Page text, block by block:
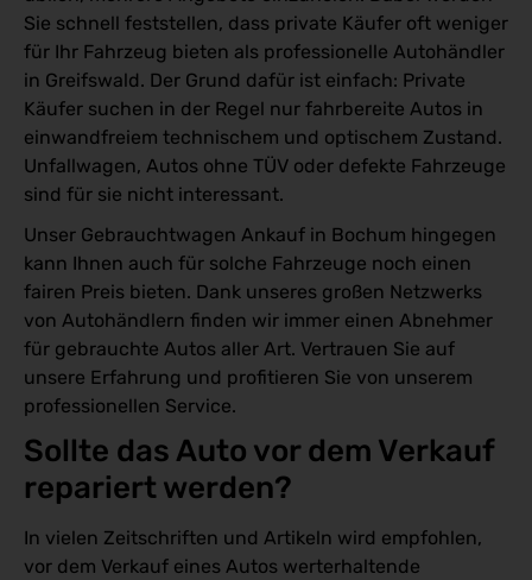
Sie schnell feststellen, dass private Käufer oft weniger
für Ihr Fahrzeug bieten als professionelle Autohändler
in Greifswald. Der Grund dafür ist einfach: Private
Käufer suchen in der Regel nur fahrbereite Autos in
einwandfreiem technischem und optischem Zustand.
Unfallwagen, Autos ohne TÜV oder defekte Fahrzeuge
sind für sie nicht interessant.
Unser Gebrauchtwagen Ankauf in Bochum hingegen
kann Ihnen auch für solche Fahrzeuge noch einen
fairen Preis bieten. Dank unseres großen Netzwerks
von Autohändlern finden wir immer einen Abnehmer
für gebrauchte Autos aller Art. Vertrauen Sie auf
unsere Erfahrung und profitieren Sie von unserem
professionellen Service.
Sollte das Auto vor dem Verkauf
repariert werden?
In vielen Zeitschriften und Artikeln wird empfohlen,
vor dem Verkauf eines Autos werterhaltende